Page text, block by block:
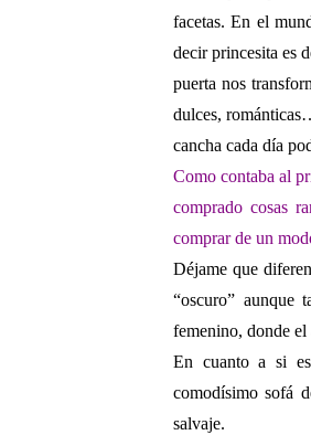
facetas. En el
decir princesita es
puerta nos
dulces,
cancha cada día
Como contaba al
comprado cosas
comprar de un
Déjame que
“oscuro” aunque
femenino, donde el
En cuanto a si
comodísimo sofá
salvaje.